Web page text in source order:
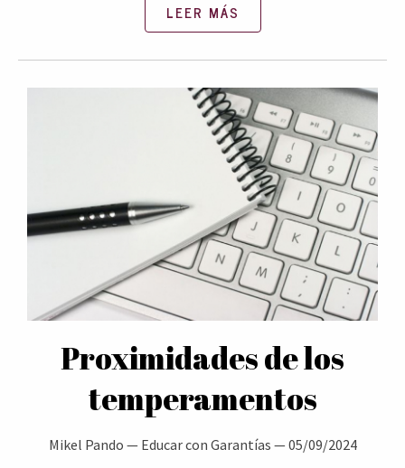
LEER MÁS
Proximidades de los
temperamentos
Mikel Pando — Educar con Garantías —05/09/2024